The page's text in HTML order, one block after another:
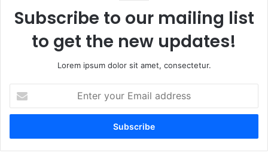
Subscribe to our mailing list
to get the new updates!
Lorem ipsum dolor sit amet, consectetur.
your
Email